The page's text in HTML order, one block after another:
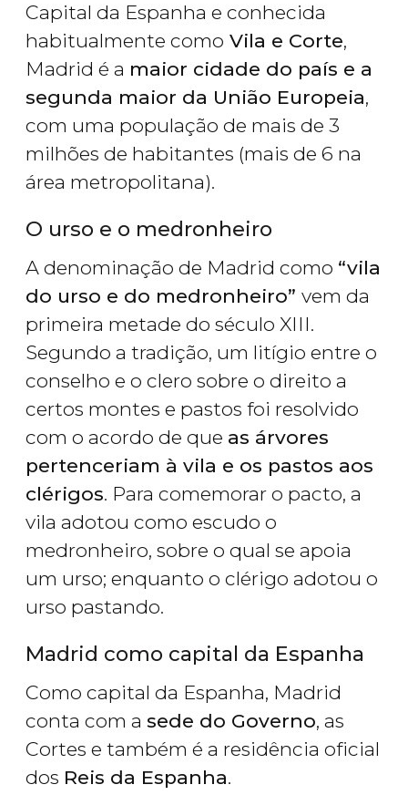
Capital da Espanha e conhecida
habitualmente como Vila e Corte,
Madrid é a maior cidade do país e a
segunda maior da União Europeia,
com uma população de mais de 3
milhões de habitantes (mais de 6 na
área metropolitana).
O urso e o medronheiro
A denominação de Madrid como “vila
do urso e do medronheiro” vem da
primeira metade do século XIII.
Segundo a tradição, um litígio entre o
conselho e o clero sobre o direito a
certos montes e pastos foi resolvido
com o acordo de que as árvores
pertenceriam à vila e os pastos aos
clérigos. Para comemorar o pacto, a
vila adotou como escudo o
medronheiro, sobre o qual se apoia
um urso; enquanto o clérigo adotou o
urso pastando.
Madrid como capital da Espanha
Como capital da Espanha, Madrid
conta com a sede do Governo, as
Cortes e também é a residência oficial
dos Reis da Espanha.